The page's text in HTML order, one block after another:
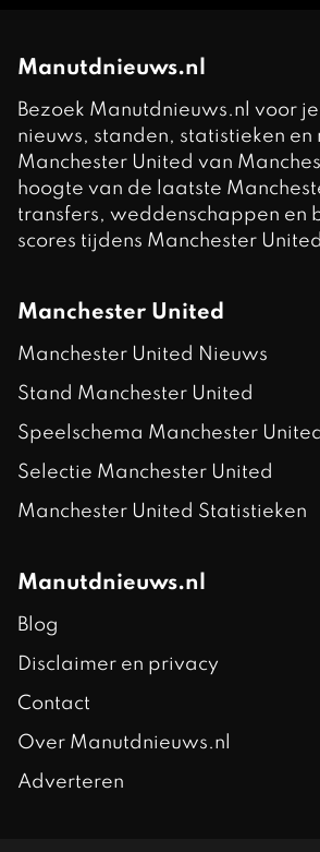
Manutdnieuws.nl
Bezoek Manutdnieuws.nl voor
nieuws, standen, statistieken en
Manchester United van
hoogte van de laatste
transfers, weddenschappen en
scores tijdens Manchester
Manchester United
Manchester United Nieuws
Stand Manchester United
Speelschema Manchester United
Selectie Manchester United
Manchester United Statistieken
Manutdnieuws.nl
Blog
Disclaimer en privacy
Contact
Over Manutdnieuws.nl
Adverteren